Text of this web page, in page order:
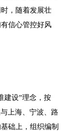
，随着发展壮
信心管控好风
建设”理念，按
上海、宁波、路
础上，组织编制